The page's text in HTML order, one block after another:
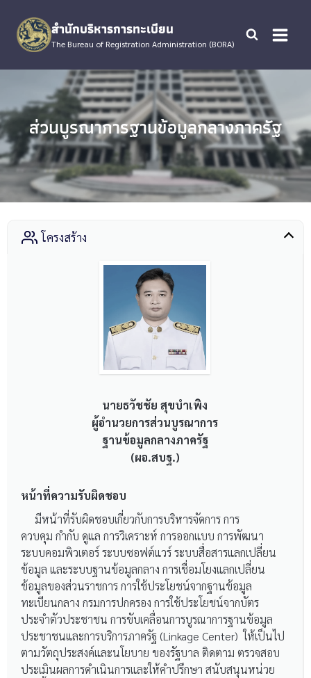
content
สำนักบริหารการทะเบียน
The Bureau of Registration Administration (BORA)
ส่วนบูรณาการฐานข้อมูลกลางภาครัฐ
โครงสร้าง
นายธวัชชัย สุขบำเพิง
ผู้อำนวยการส่วนบูรณาการ
ฐานข้อมูลกลางภาครัฐ
(ผอ.สบฐ.)
หน้าที่ความรับผิดชอบ
มีหน้าที่รับผิดชอบเกี่ยวกับการบริหารจัดการ การ
ควบคุม กำกับ ดูแล การวิเคราะห์ การออกแบบ การพัฒนา
ระบบคอมพิวเตอร์ ระบบซอฟต์แวร์ ระบบสื่อสารแลกเปลี่ยน
ข้อมูล และระบบฐานข้อมูลกลาง การเชื่อมโยงแลกเปลี่ยน
ข้อมูลของส่วนราชการ การใช้ประโยชน์จากฐานข้อมูล
ทะเบียนกลาง กรมการปกครอง การใช้ประโยชน์จากบัตร
ประจำตัวประชาชน การขับเคลื่อนการบูรณาการฐานข้อมูล
ประชาชนและการบริการภาครัฐ (Linkage Center) ให้เป็นไป
ตามวัตถุประสงค์และนโยบาย ของรัฐบาล ติดตาม ตรวจสอบ
ประเมินผลการดำเนินการและให้คำปรึกษา สนับสนุนหน่วย